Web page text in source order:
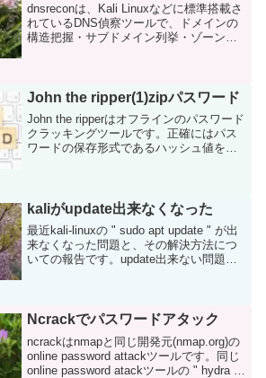
dnsreconは、Kali Linuxなどに標準搭載さ
れているDNS偵察ツールで、ドメインの
構造把握・サブドメイン列挙・ゾーン転
John the ripper(1)zipパスワード
John the ripperはオフラインのパスワード
クラッキングツールです。正確にはパス
ワードの保存形式であるハッシュ値を解
ルでは...
kaliがupdate出来なくなった
最近kali-linuxの " sudo apt update " が出
来なくなった問題と、その解決方法につ
いての報告です。update出来ない問題い
Ncrackでパスワードアタック
ncrackはnmapと同じ開発元(nmap.org)の
online password attackツールです。同じ
online password atackツールの " hydra "